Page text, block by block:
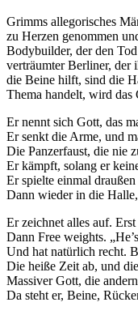
Grimms allegorisches
zu Herzen genommen
Bodybuilder, der den
verträumter Berliner, der
die Beine hilft, sind die
Thema handelt, wird das
Er nennt sich Gott, das
Er senkt die Arme, und
Die Panzerfaust, die nie
Er kämpft, solang er
Er spielte einmal
Dann wieder in die Halle,
Er zeichnet alles auf.
Dann Free weights.
Und hat natürlich recht.
Die heiße Zeit ab, und
Massiver Gott, die andern
Da steht er, Beine,